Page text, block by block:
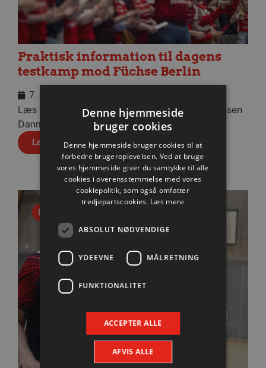
Praktisk information til dagens
testkamp mod Füchse Berlin
7. august 2026
Læs praktisk info til aftenens kamp i Sparekassen
Danmark Arena.
Læs mere
Nyhed
Denne hjemmeside
bruger cookies
Denne hjemmeside bruger cookies til at
forbedre brugeroplevelsen. Ved at bruge
vores hjemmeside giver du samtykke til alle
cookies i overensstemmelse med vores
cookiepolitik, som også omfatter
tredjepartscookies. Læs mere
ABSOLUT NØDVENDIGE
YDEEVNE MÅLRETNING
FUNKTIONALITET
ACCEPTER ALLE
AFVIS ALLE